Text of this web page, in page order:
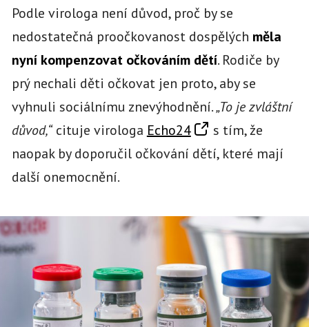
Podle virologa není důvod, proč by se
nedostatečná proočkovanost dospělých měla
nyní kompenzovat očkováním dětí. Rodiče by
prý nechali děti očkovat jen proto, aby se
vyhnuli sociálnímu znevýhodnění.„To je zvláštní
důvod,“cituje virologa Echo24
s tím, že
naopak by doporučil očkování dětí, které mají
další onemocnění.